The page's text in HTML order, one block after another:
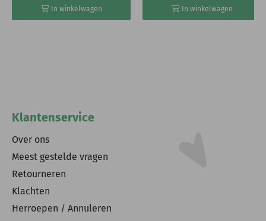
In winkelwagen In winkelwagen
Klantenservice
Over ons
Meest gestelde vragen
Retourneren
Klachten
Herroepen / Annuleren